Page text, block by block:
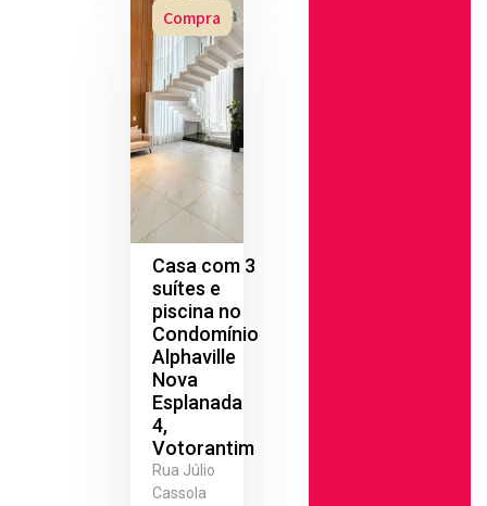
Compra
Casa com 3
suítes e
piscina no
Condomínio
Alphaville
Nova
Esplanada
4,
Votorantim
Rua Júlio
Cassola